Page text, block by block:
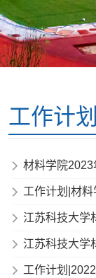
工作计
材料学院
工作计划|材
江苏科技大学
江苏科技大学
工作计划